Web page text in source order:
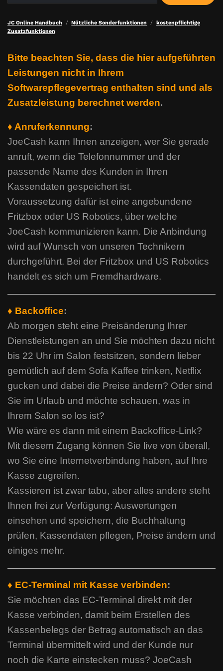
JC Online Handbuch Nützliche Sonderfunktionen
kostenpflichtige
Zusatzfunktionen
Bitte beachten Sie, dass die hier aufgeführten
Leistungen nicht in Ihrem
Softwarepflegevertrag enthalten sind und als
Zusatzleistung berechnet werden.
♦ Anruferkennung:
JoeCash kann Ihnen anzeigen, wer Sie gerade
anruft, wenn die Telefonnummer und der
passende Name des Kunden in Ihren
Kassendaten gespeichert ist.
Voraussetzung dafür ist eine angebundene
Fritzbox oder US Robotics, über welche
JoeCash kommunizieren kann. Die Anbindung
wird auf Wunsch von unseren Technikern
durchgeführt. Bei der Fritzbox und US Robotics
handelt es sich um Fremdhardware.
♦ Backoffice:
Ab morgen steht eine Preisänderung Ihrer
Dienstleistungen an und Sie möchten dazu nicht
bis 22 Uhr im Salon festsitzen, sondern lieber
gemütlich auf dem Sofa Kaffee trinken, Netflix
gucken und dabei die Preise ändern? Oder sind
Sie im Urlaub und möchte schauen, was in
Ihrem Salon so los ist?
Wie wäre es dann mit einem Backoffice-Link?
Mit diesem Zugang können Sie live von überall,
wo Sie eine Internetverbindung haben, auf Ihre
Kasse zugreifen.
Kassieren ist zwar tabu, aber alles andere steht
Ihnen frei zur Verfügung: Auswertungen
einsehen und speichern, die Buchhaltung
prüfen, Kassendaten pflegen, Preise ändern und
einiges mehr.
♦ EC-Terminal mit Kasse verbinden:
Sie möchten das EC-Terminal direkt mit der
Kasse verbinden, damit beim Erstellen des
Kassenbelegs der Betrag automatisch an das
Terminal übermittelt wird und der Kunde nur
noch die Karte einstecken muss? JoeCash